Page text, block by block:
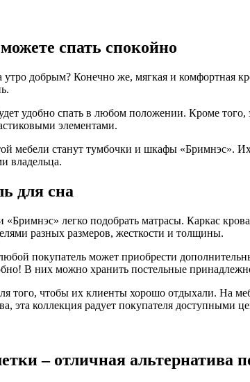
спать спокойно
добрым? Конечно же, мягкая и комфортная
удобно спать в любом положении. Кроме
элементами.
мебели станут тумбочки и шкафы «Бримнэс».
владельца.
для сна
«Бримнэс» легко подобрать матрасы. Каркас
разных размеров, жесткости и толщины.
покупатель может приобрести
В них можно хранить постельные
того, чтобы их клиенты хорошо отдыхали. На
эта коллекция радует покупателя доступными
– отличная альтернатива